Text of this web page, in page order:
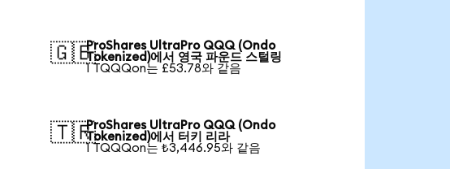
🇬🇧ProShares UltraPro QQQ (Ondo
Tokenized)에서 영국 파운드 스털링
1 TQQQon는 £53.78와 같음
🇹🇷ProShares UltraPro QQQ (Ondo
Tokenized)에서 터키 리라
1 TQQQon는 ₺3,446.95와 같음